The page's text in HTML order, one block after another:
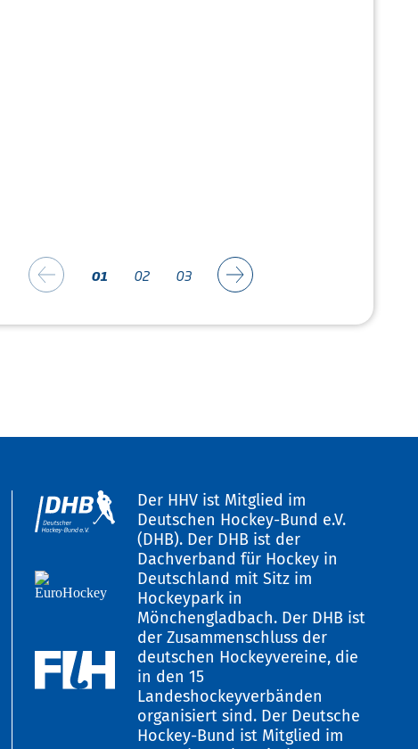
01 02 03
Der HHV ist Mitglied im
Deutschen Hockey-Bund e.V.
(DHB). Der DHB ist der
Dachverband für Hockey in
Deutschland mit Sitz im
Hockeypark in
Mönchengladbach. Der DHB ist
der Zusammenschluss der
deutschen Hockeyvereine, die
in den 15
Landeshockeyverbänden
organisiert sind. Der Deutsche
Hockey-Bund ist Mitglied im